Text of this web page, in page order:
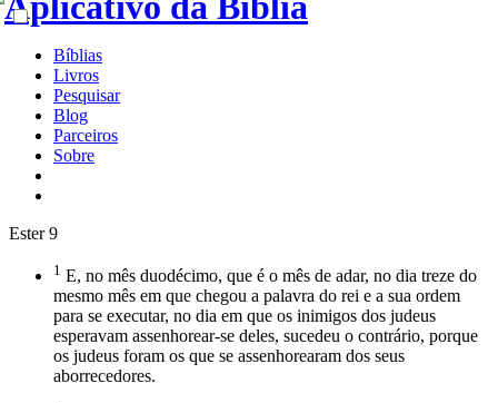
Bíblias
Livros
Pesquisar
Blog
Parceiros
Sobre
Ester 9
1 E, no mês duodécimo, que é o mês de adar, no dia treze do
mesmo mês em que chegou a palavra do rei e a sua ordem
para se executar, no dia em que os inimigos dos judeus
esperavam assenhorear-se deles, sucedeu o contrário, porque
os judeus foram os que se assenhorearam dos seus
aborrecedores.